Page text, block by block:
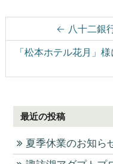
Post ← 八十二銀
「松本ホテル花月」
最近の投稿
夏季休業のお知ら